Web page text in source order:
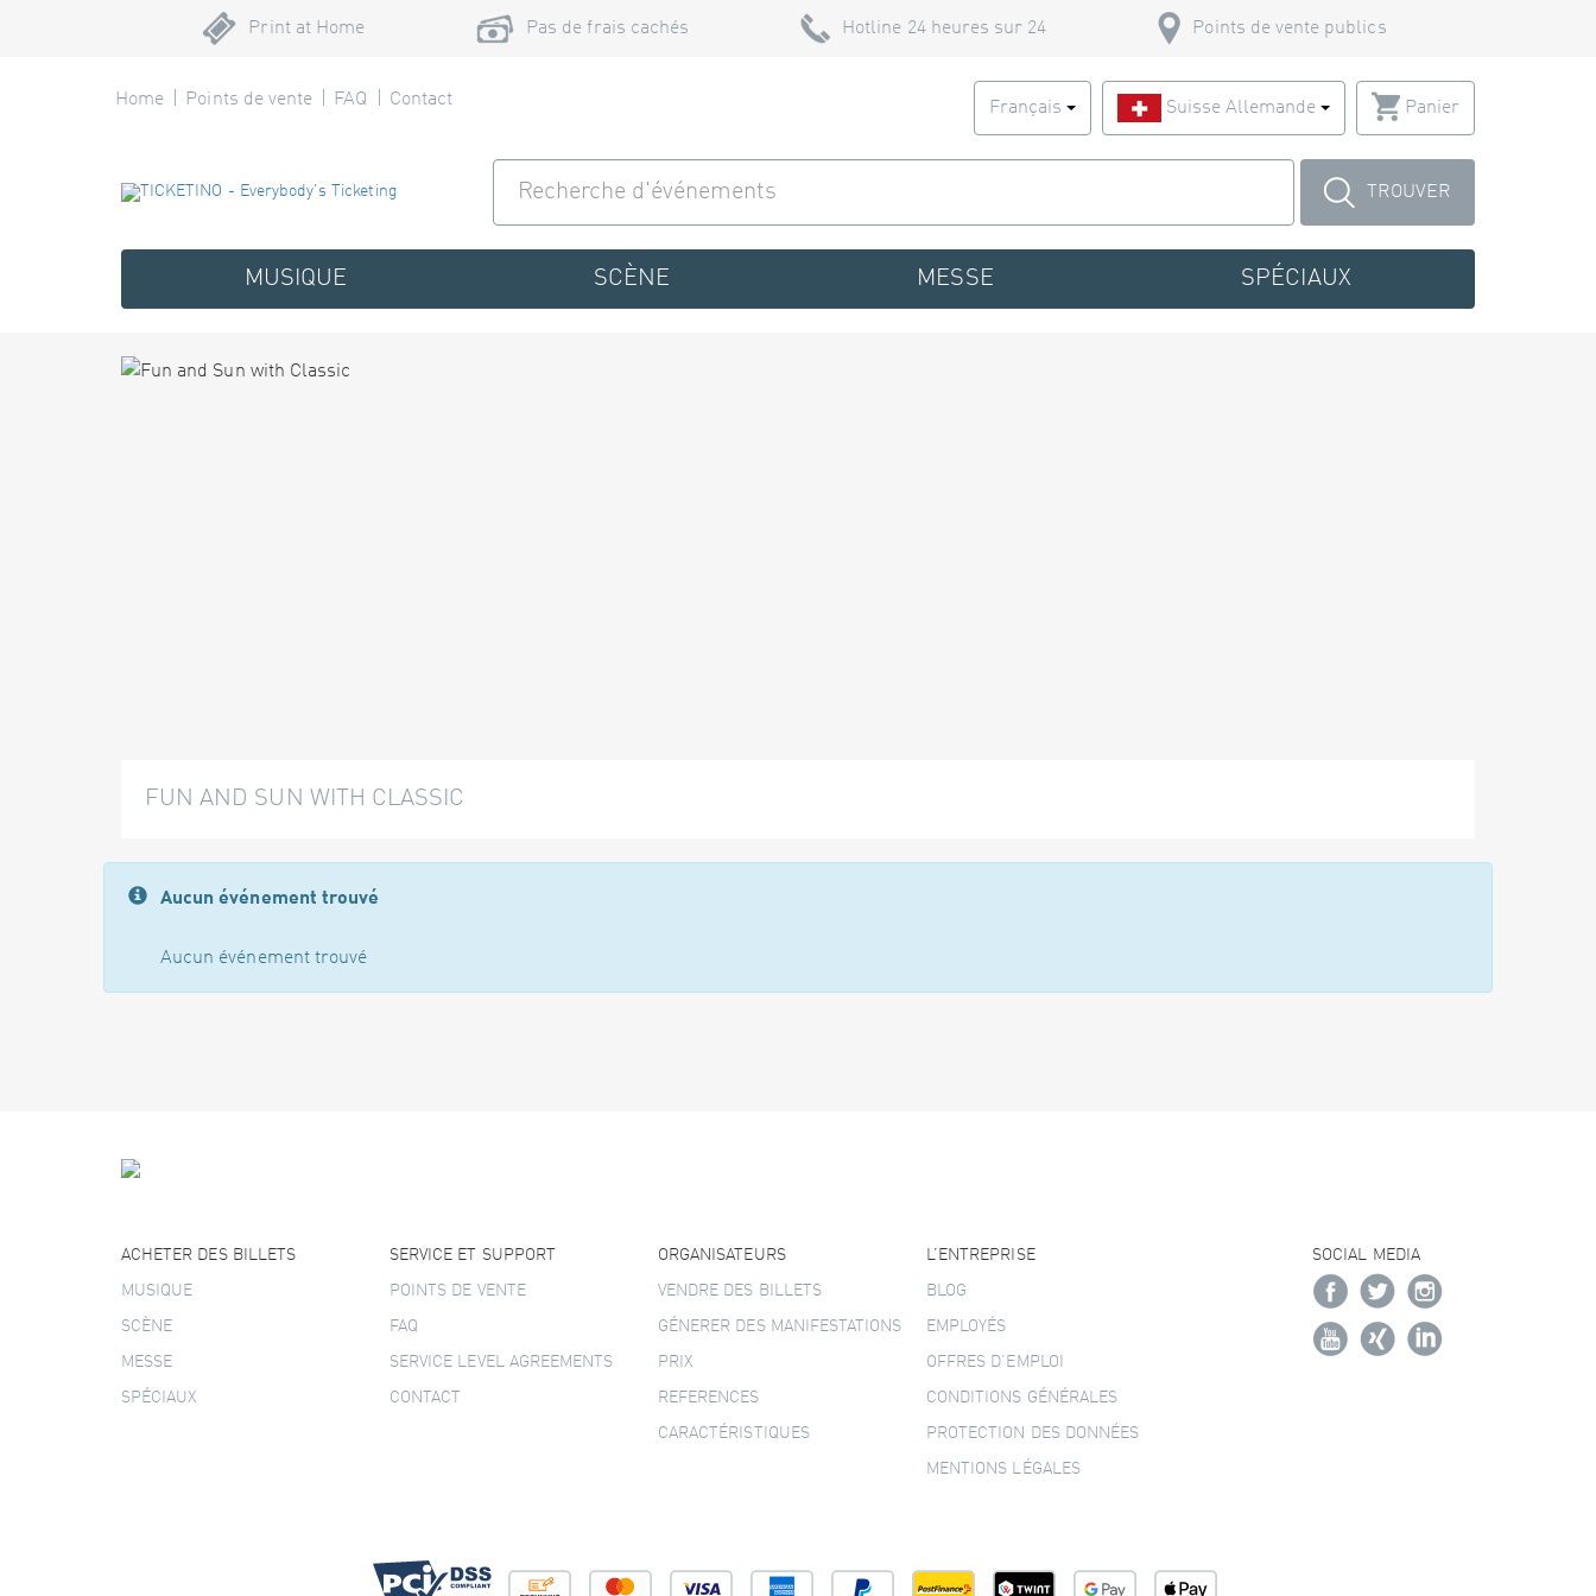
Print at Home Pas de frais cachés Hotline 24 heures sur 24 Points de vente publics
Home Points de vente FAQ Contact Français Suisse Allemande Panier
TROUVER
MUSIQUE SCÈNE MESSE SPÉCIAUX
FUN AND SUN WITH CLASSIC
Aucun événement trouvé
Aucun événement trouvé
ACHETER DES BILLETS
MUSIQUE
SCÈNE
MESSE
SPÉCIAUX
SERVICE ET SUPPORT
POINTS DE VENTE
FAQ
SERVICE LEVEL AGREEMENTS
CONTACT
ORGANISATEURS
VENDRE DES BILLETS
GÉNERER DES MANIFESTATIONS
PRIX
REFERENCES
CARACTÉRISTIQUES
L’ENTREPRISE
BLOG
EMPLOYÉS
OFFRES D’EMPLOI
CONDITIONS GÉNÉRALES
PROTECTION DES DONNÉES
MENTIONS LÉGALES
SOCIAL MEDIA